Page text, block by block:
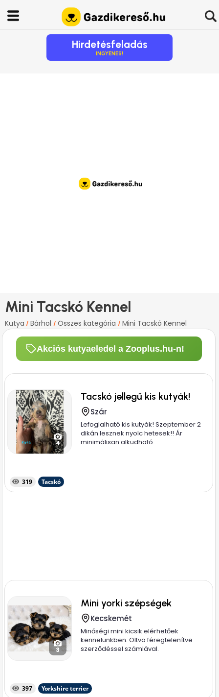
Hirdetésfeladás
INGYENES!
Mini Tacskó Kennel
Kutya / Bárhol / Összes kategória / Mini Tacskó Kennel
Akciós kutyaeledel a Zooplus.hu-n!
4
Tacskó jellegű kis kutyák!
Szár
Lefoglalható kis kutyák! Szeptember 2
dikán lesznek nyolc hetesek!! Ár
minimálisan alkudható
319 Tacskó
3
Mini yorki szépségek
Kecskemét
Minőségi mini kicsik elérhetőek
kennelünkben. Oltva féregtelenítve
szerződéssel számlával.
397 Yorkshire terrier